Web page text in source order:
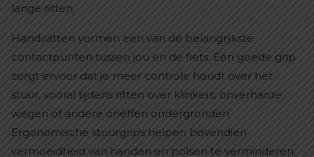
lange ritten.
Handvatten vormen een van de belangrijkste
contactpunten tussen jou en de fiets. Een goede grip
zorgt ervoor dat je meer controle houdt over het
stuur, vooral tijdens ritten over klinkers, onverharde
wegen of andere oneffen ondergronden.
Ergonomische stuurgrips helpen bovendien
vermoeidheid van handen en polsen te verminderen.